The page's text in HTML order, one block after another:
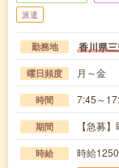
派遣
勤務地 香川県
曜日頻度 月～金
時間 7:45～
期間 【急募
時給 時給